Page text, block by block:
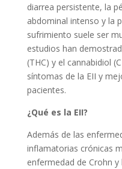
diarrea persistente, la
abdominal intenso y la
sufrimiento suele ser
estudios han
(THC) y el cannabidiol
síntomas de la EII y
pacientes.
¿Qué es la EII?
Además de las
inflamatorias crónicas
enfermedad de Crohn